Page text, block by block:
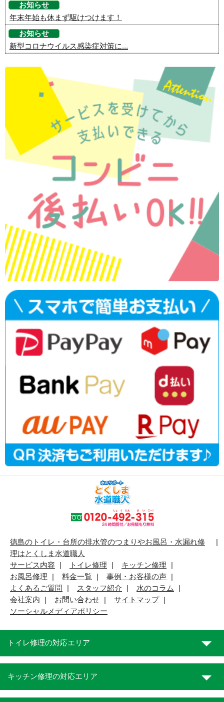
お知らせ
年末年始も休まず駆けつけます！
お知らせ
新型コロナウイルス感染症対策に...
徳島のトイレ・台所の排水管のつまりやお風呂・水漏れ修
理はとくしま水道職人
サービス内容
トイレ修理
キッチン修理
お風呂修理
料金一覧
事例・お客様の声
よくあるご質問
スタッフ紹介
水のコラム
会社案内
お問い合わせ
サイトマップ
ソーシャルメディアポリシー
トイレ修理の対応エリア
キッチン修理の対応エリア